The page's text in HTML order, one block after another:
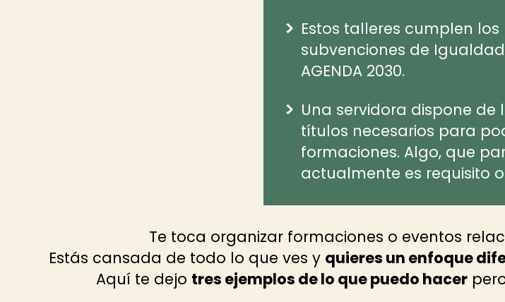
Estos talleres cumplen
subvenciones de
AGENDA 2030.
Una servidora dispone de
títulos necesarios para
formaciones. Algo, que
actualmente es requisito
Te toca organizar formaciones o eventos
Estás cansada de todo lo que ves y quieres un enfoque
Aquí te dejo tres ejemplos de lo que puedo hacer